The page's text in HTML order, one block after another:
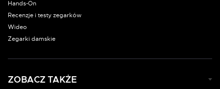
Hands-On
Recenzje i testy zegarków
Wideo
Zegarki damskie
ZOBACZ TAKŻE